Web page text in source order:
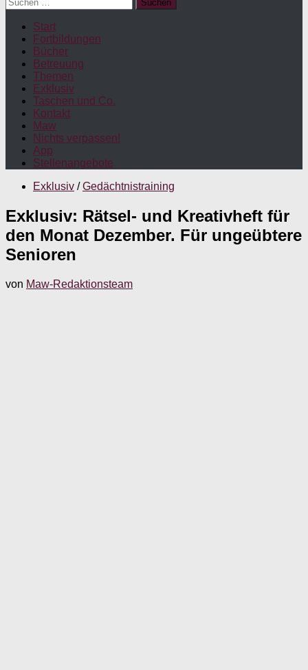
nach:
Start
Fortbildungen
Bücher
Betreuung
Themen
Exklusiv
Taschen und Co.
Kontakt
Maw
Nichts verpassen!
App
Stellenangebote
Exklusiv / Gedächtnistraining
Exklusiv: Rätsel- und Kreativheft für
den Monat Dezember. Für ungeübtere
Senioren
von Maw-Redaktionsteam